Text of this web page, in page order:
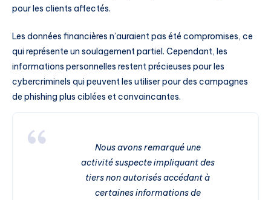
pour les clients affectés.
Les données financières n’auraient pas été compromises, ce
qui représente un soulagement partiel. Cependant, les
informations personnelles restent précieuses pour les
cybercriminels qui peuvent les utiliser pour des campagnes
de phishing plus ciblées et convaincantes.
Nous avons remarqué une
activité suspecte impliquant des
tiers non autorisés accédant à
certaines informations de